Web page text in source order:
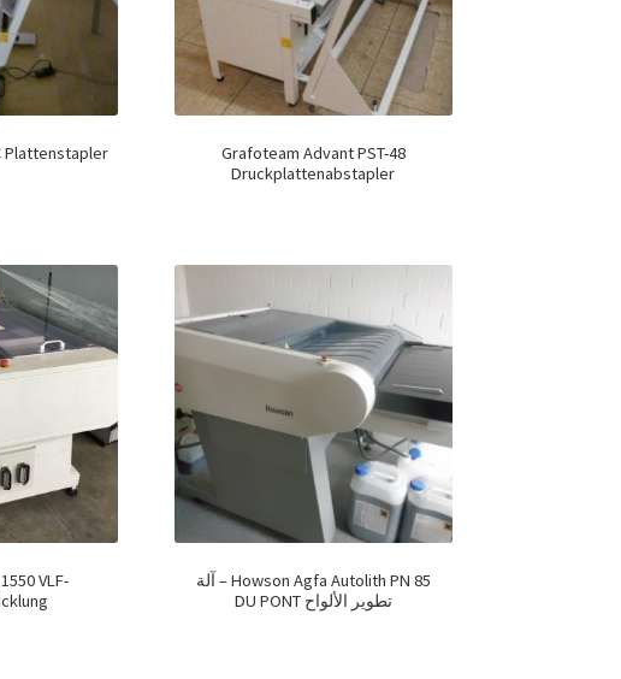
Grafoteam Advant PST-48
Druckplattenabstapler
Plattenstapler
Howson Agfa Autolith PN 85 – آلة
تطوير الألواح DU PONT
VLF-